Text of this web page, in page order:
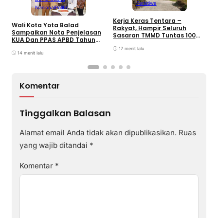
NasionalPolitik
Wali Kota Yota Balad
Sampaikan Nota Penjelasan
KUA Dan PPAS APBD Tahun
14 menit lalu
Peristiwa
Kerja Keras Tentara –
Rakyat, Hampir Seluruh
Sasaran TMMD Tuntas 100
17 menit lalu
Komentar
Tinggalkan Balasan
Alamat email Anda tidak akan dipublikasikan. Ruas
yang wajib ditandai *
Komentar *